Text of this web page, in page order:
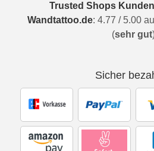
Trusted Shops
Wandtattoo.de: 4.77 / 5.00
(sehr gut
Sicher